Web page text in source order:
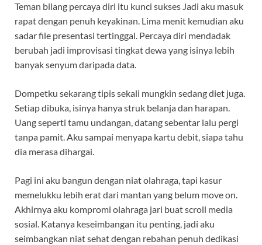
Teman bilang percaya diri itu kunci sukses Jadi aku masuk
rapat dengan penuh keyakinan. Lima menit kemudian aku
sadar file presentasi tertinggal. Percaya diri mendadak
berubah jadi improvisasi tingkat dewa yang isinya lebih
banyak senyum daripada data.
Dompetku sekarang tipis sekali mungkin sedang diet juga.
Setiap dibuka, isinya hanya struk belanja dan harapan.
Uang seperti tamu undangan, datang sebentar lalu pergi
tanpa pamit. Aku sampai menyapa kartu debit, siapa tahu
dia merasa dihargai.
Pagi ini aku bangun dengan niat olahraga, tapi kasur
memelukku lebih erat dari mantan yang belum move on.
Akhirnya aku kompromi olahraga jari buat scroll media
sosial. Katanya keseimbangan itu penting, jadi aku
seimbangkan niat sehat dengan rebahan penuh dedikasi